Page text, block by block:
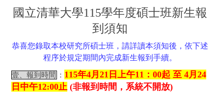
國立清華大學115學年度碩士班新生報
到須知
恭喜您錄取本校研究所碩士班，請詳讀本須知後，依下述
程序於規定期間內完成新生報到手續。
壹、報到時間 ： 115年4月21 日上午11 ：00起 至 4月24
日中午12:00止 (非報到時間，系統不開放)